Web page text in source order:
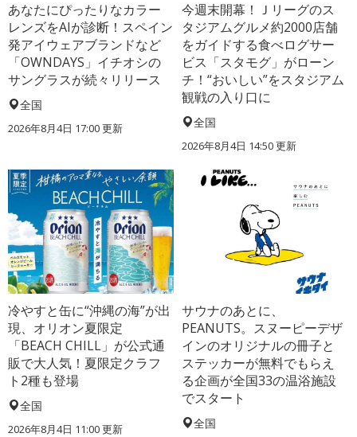
あなたにぴったりなカラー
レンズをAIが診断！スペイン
発アイウェアブランドなど
「OWNDAYS」イチオシの
サングラスが続々リリース
全国
2026年8月4日 17:00更新
今週末開幕！Ｊリーグのス
タジアムグルメ約2000店舗
をガイドする食べログサー
ビス「スタモグ」がローン
チ！“おいしい”をスタジアム
観戦の入り口に
全国
2026年8月4日 14:50更新
冷やすと缶に“沖縄の海”が出
現、オリオン夏限定
「BEACH CHILL」が公式通
販で大人気！夏限定クラフ
ト2種も登場
全国
2026年8月4日 11:00更新
サウナのあとに、
PEANUTS。スヌーピーデザ
インのオリジナルの冊子と
ステッカーが無料でもらえ
る企画が全国33の温浴施設
でスタート
全国